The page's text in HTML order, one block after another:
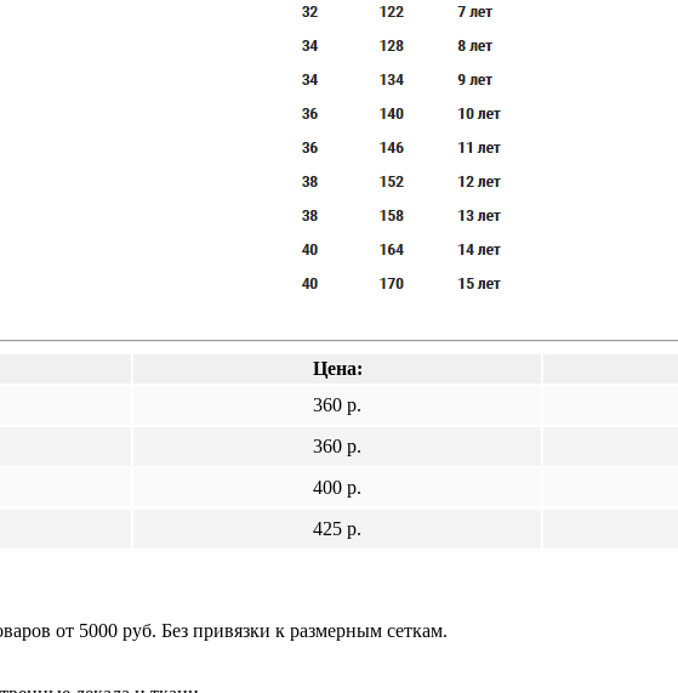
Цена:
360 р.
360 р.
400 р.
425 р.
от 5000 руб. Без привязки к размерным сеткам.